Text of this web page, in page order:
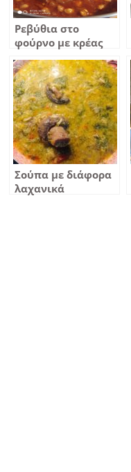
Ρεβύθια στο
φούρνο με κρέας
χοιρινό..!!!
Σούπα με διάφορα
λαχανικά